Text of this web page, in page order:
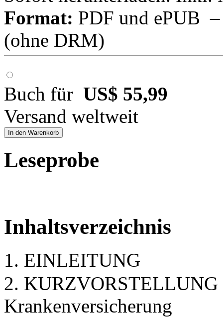
Format: PDF und ePUB
(ohne DRM)
Buch für US$ 55,99
Versand weltweit
In den Warenkorb
Leseprobe
Inhaltsverzeichnis
1. EINLEITUNG
2. KURZVORSTELLUNG
Krankenversicherung